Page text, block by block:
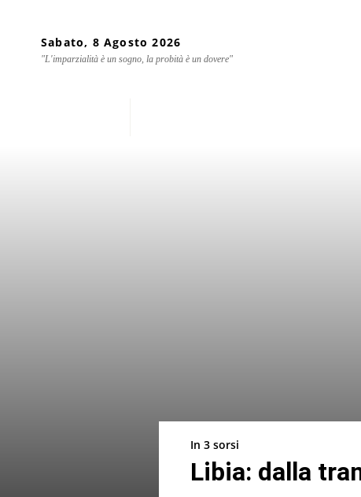
Sabato, 8 Agosto 2026
"L'imparzialità è un sogno, la probità è un dovere"
In 3 sorsi
Libia: dalla